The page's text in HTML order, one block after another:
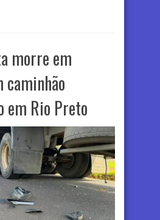
morre em
caminhão
em Rio Preto